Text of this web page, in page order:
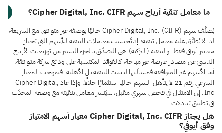
ما معامل تنقية أرباح سهم Cipher Digital, Inc. CIFR؟
يُصنَّف سهم Cipher Digital, Inc. (CIFR) حاليًا بوصفه غير متوافق مع الشريعة،
لذا لا يُطبَّق عليه معامل تنقية؛ إذ تُحتسب معاملات التنقية للأسهم التي تجتاز
معايير أيوفي فقط. والتنقية (التزكية) هي التصدّق بالجزء اليسير من توزيعات الأرباح
الناشئ عن مصادر عارضة غير مباحة، كالفوائد المكتسبة على ودائع شركة متوافقة.
أما الأسهم غير المتوافقة فمسألتها ليست التنقية بل الأهلية: فبموجب المعيار
الشرعي رقم 21 لا يتأهل السهم حاليًا استثمارًا حلالًا. وإذا عاد Cipher Digital,
Inc. إلى الامتثال في فحص شهري مقبل، سيُنشر معامل تنقيته مع وضعه المحدّث
في تطبيق تبادلات.
هل يجتاز Cipher Digital, Inc. CIFR معيار أسهم الامتياز
وفق أيوفي؟